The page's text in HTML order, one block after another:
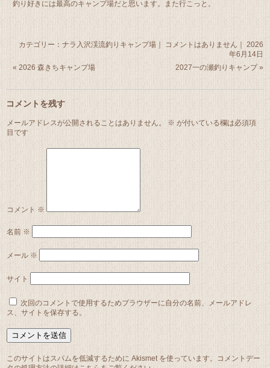
釣り好きには最高のキャンプ場だと思います。また行こっと。
カテゴリー： ナラ入沢渓流釣りキャンプ場｜ コメントはありません ｜ 2026
年6月14日
«2026 森きちキャンプ場 2027一の瀬釣りキャンプ»
コメントを残す
メールアドレスが公開されることはありません。 ※ が付いている欄は必須項
目です
コメント ※
名前 ※
メール ※
サイト
次回のコメントで使用するためブラウザーに自分の名前、メールアドレ
ス、サイトを保存する。
このサイトはスパムを低減するために Akismet を使っています。 コメントデー